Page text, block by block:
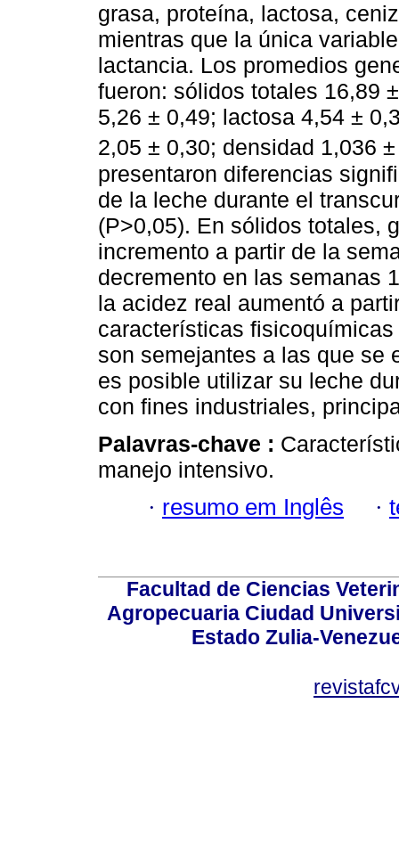
grasa, proteína, lactosa,
mientras que la única
lactancia. Los promedios
fueron: sólidos totales 16,89
5,26 ± 0,49; lactosa 4,54 ±
2,05 ± 0,30; densidad 1,036
presentaron diferencias
de la leche durante el
(P>0,05). En sólidos totales,
incremento a partir de la
decremento en las semanas
la acidez real aumentó a
características
son semejantes a las que se
es posible utilizar su leche
con fines industriales,
Palavras-chave :
manejo intensivo.
· resumo em Inglês ·
Facultad de Ciencias
Agropecuaria Ciudad
Estado Zulia-